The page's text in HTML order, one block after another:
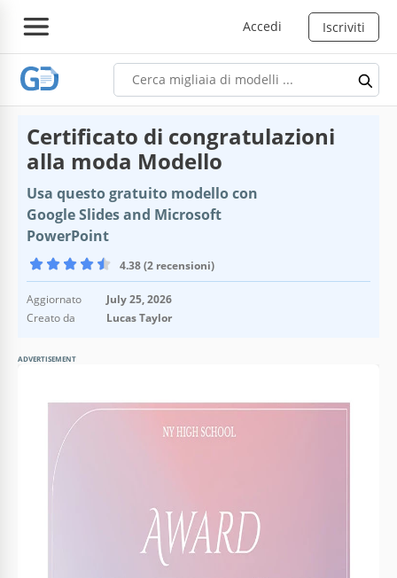
Accedi Iscriviti
Certificato di congratulazioni
alla moda Modello
Usa questo gratuito modello con
Google Slides and Microsoft
PowerPoint
4.38 (2 recensioni)
Aggiornato
July 25, 2026
Creato da
Lucas Taylor
ADVERTISEMENT